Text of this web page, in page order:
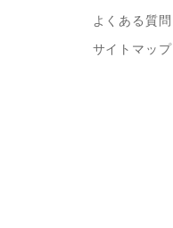
よくある質問
サイトマップ